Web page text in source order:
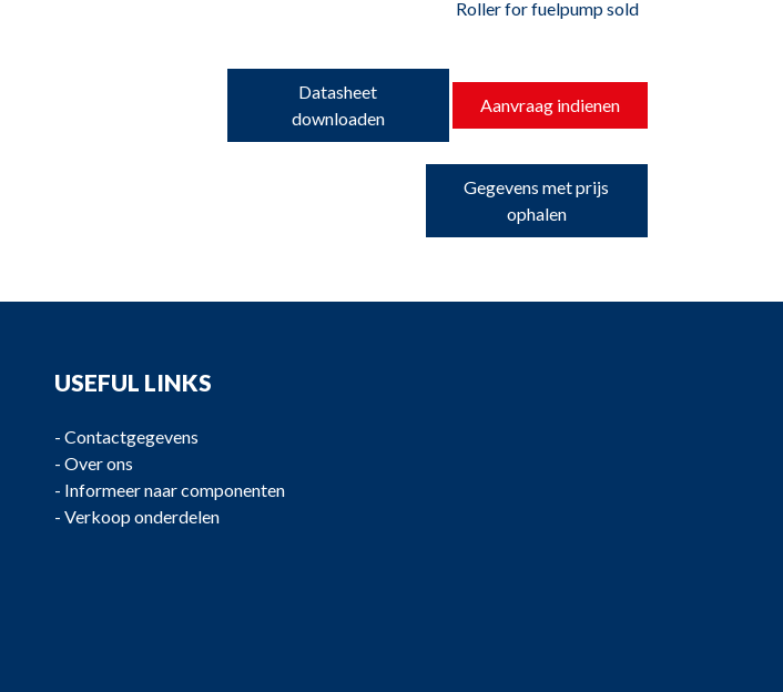
Roller for fuelpump sold
Datasheet
downloaden
Aanvraag indienen
Gegevens met prijs
ophalen
USEFUL LINKS
- Contactgegevens
- Over ons
- Informeer naar componenten
- Verkoop onderdelen